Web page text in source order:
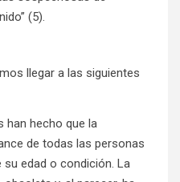
(5).
llegar a las siguientes
han hecho que la
de todas las personas
edad o condición. La